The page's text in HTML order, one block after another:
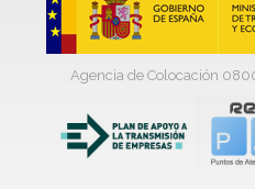
Agencia de Colocación